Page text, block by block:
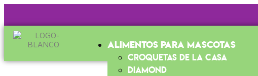
Alimentos para mascotas
Croquetas de la Casa
Diamond